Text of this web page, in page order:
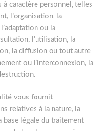
à caractère personnel, telles
l’organisation, la
ou la
l’utilisation, la
la diffusion ou tout autre
ou l’interconnexion, la
vous fournit
relatives à la nature, la
base légale du traitement